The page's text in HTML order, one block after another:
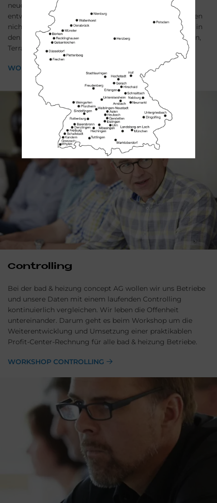
neue Geschäftsfeld Wohnraumsanierung (weiter-)
entwickeln: Zukünftig möchten wir Handwerksleistungen
nicht nur in Badezimmer oder Heizraum, sondern auch in
den Wohnbereichen Küche, Wohnzimmer, Keller, Balkon,
Terrasse und Außenbereich anbieten.
WORKSHOP WOHNRAUM
Controlling
Bei der bad & heizung concept AG wollen wir uns Betriebe
und unsere Daten mit einem laufenden Controlling
kontinuierlich vergleichen. Wir leben die Offenheit
untereinander. Darum geht es beim Workshop um die
Weiterentwicklung und Umsetzung einer praktikablen
Profit-Center-Rechnung für alle bad & heizung Betriebe.
WORKSHOP CONTROLLING